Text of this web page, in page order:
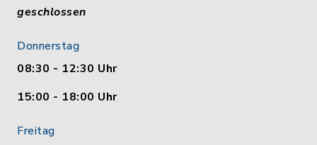
geschlossen
Donnerstag
08:30 - 12:30 Uhr
15:00 - 18:00 Uhr
Freitag